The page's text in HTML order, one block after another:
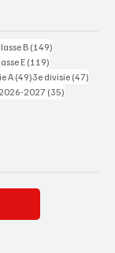
B(149)
E(119)
A (49)49 posts
3e divisie (47)
2027 (35)